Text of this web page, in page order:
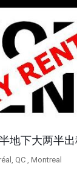
地下大两半
QC , Montreal